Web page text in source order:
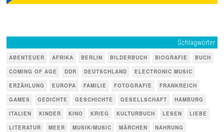
Schlagwörter
ABENTEUER AFRIKA BERLIN BILDERBUCH BIOGRAFIE
BUCH
COMING OF AGE
DDR DEUTSCHLAND
ELECTRONIC MUSIC
ERZÄHLUNG
EUROPA FAMILIE FOTOGRAFIE
FRANKREICH
GAMES
GEDICHTE GESCHICHTE GESELLSCHAFT
HAMBURG
ITALIEN
KINDER KINO KRIEG KULTURBUCH LESEN
LIEBE
LITERATUR
MEER MUSIK/MUSIC MÄRCHEN
NAHRUNG